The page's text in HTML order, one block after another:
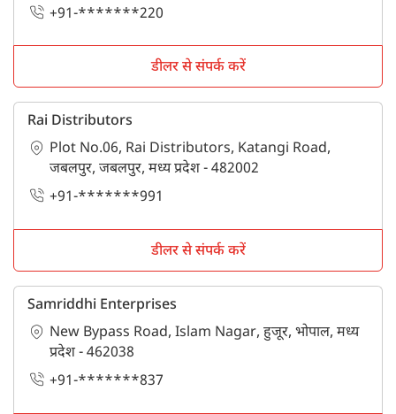
+91-*******220
डीलर से संपर्क करें
Rai Distributors
Plot No.06, Rai Distributors, Katangi Road,
जबलपुर, जबलपुर, मध्य प्रदेश - 482002
+91-*******991
डीलर से संपर्क करें
Samriddhi Enterprises
New Bypass Road, Islam Nagar, हुजूर, भोपाल, मध्य
प्रदेश - 462038
+91-*******837